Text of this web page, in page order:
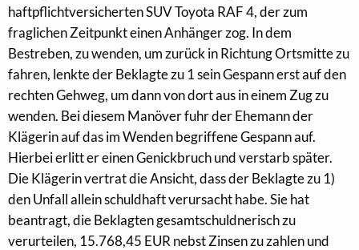
haftpflichtversicherten SUV Toyota RAF 4, der zum
fraglichen Zeitpunkt einen Anhänger zog. In dem
Bestreben, zu wenden, um zurück in Richtung Ortsmitte zu
fahren, lenkte der Beklagte zu 1 sein Gespann erst auf den
rechten Gehweg, um dann von dort aus in einem Zug zu
wenden. Bei diesem Manöver fuhr der Ehemann der
Klägerin auf das im Wenden begriffene Gespann auf.
Hierbei erlitt er einen Genickbruch und verstarb später.
Die Klägerin vertrat die Ansicht, dass der Beklagte zu 1)
den Unfall allein schuldhaft verursacht habe. Sie hat
beantragt, die Beklagten gesamtschuldnerisch zu
verurteilen, 15.768,45 EUR nebst Zinsen zu zahlen und